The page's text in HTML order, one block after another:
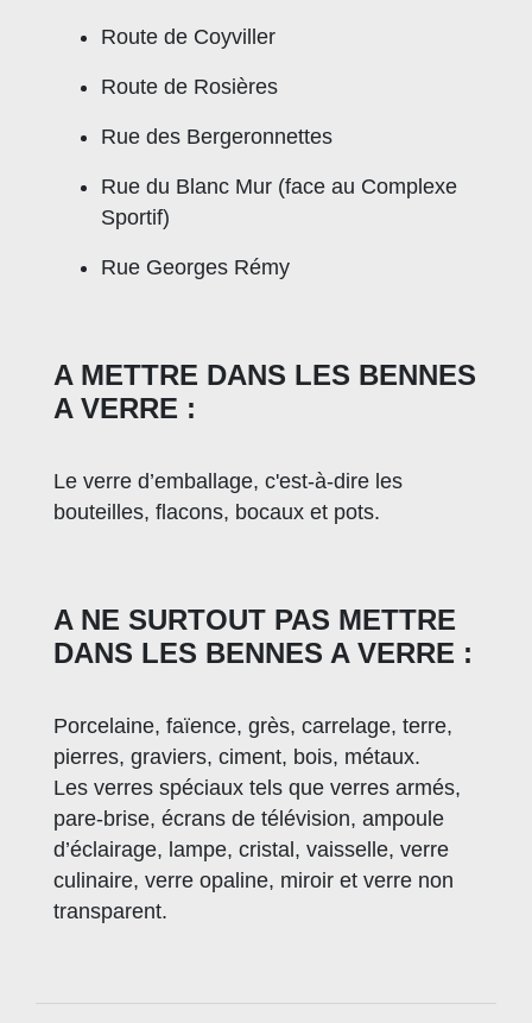
Route de Coyviller
Route de Rosières
Rue des Bergeronnettes
Rue du Blanc Mur (face au Complexe
Sportif)
Rue Georges Rémy
A METTRE DANS LES BENNES
A VERRE :
Le verre d’emballage, c'est-à-dire les
bouteilles, flacons, bocaux et pots.
A NE SURTOUT PAS METTRE
DANS LES BENNES A VERRE :
Porcelaine, faïence, grès, carrelage, terre,
pierres, graviers, ciment, bois, métaux.
Les verres spéciaux tels que verres armés,
pare-brise, écrans de télévision, ampoule
d’éclairage, lampe, cristal, vaisselle, verre
culinaire, verre opaline, miroir et verre non
transparent.